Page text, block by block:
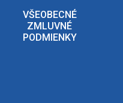
VŠEOBECNÉ
ZMLUVNÉ
PODMIENKY